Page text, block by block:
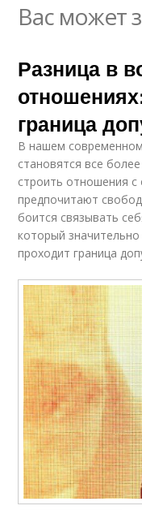
Вас может
Разница в
граница
В нашем
становятся все
строить отношения
предпочитают
боится связывать
который
проходит граница